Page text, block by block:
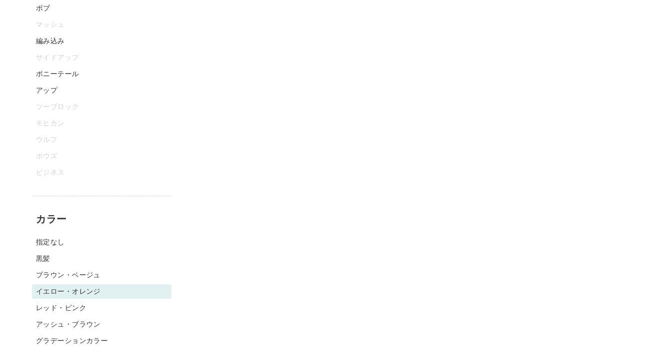
ボブ
マッシュ
編み込み
サイドアップ
ポニーテール
アップ
ツーブロック
モヒカン
ウルフ
ボウズ
ビジネス
カラー
指定なし
黒髪
ブラウン・ベージュ
イエロー・オレンジ
レッド・ピンク
アッシュ・ブラウン
グラデーションカラー